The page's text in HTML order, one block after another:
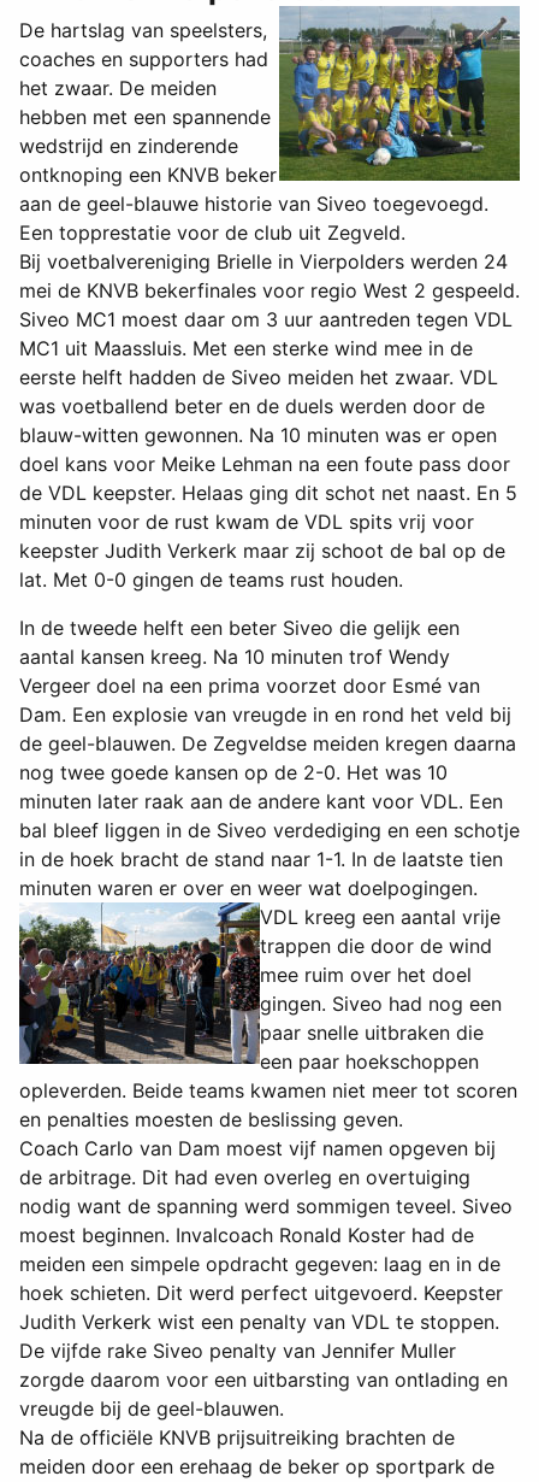
De hartslag van speelsters,
coaches en supporters had
het zwaar. De meiden
hebben met een spannende
wedstrijd en zinderende
ontknoping een KNVB beker
aan de geel-blauwe historie van Siveo toegevoegd.
Een topprestatie voor de club uit Zegveld.
Bij voetbalvereniging Brielle in Vierpolders werden 24
mei de KNVB bekerfinales voor regio West 2 gespeeld.
Siveo MC1 moest daar om 3 uur aantreden tegen VDL
MC1 uit Maassluis. Met een sterke wind mee in de
eerste helft hadden de Siveo meiden het zwaar. VDL
was voetballend beter en de duels werden door de
blauw-witten gewonnen. Na 10 minuten was er open
doel kans voor Meike Lehman na een foute pass door
de VDL keepster. Helaas ging dit schot net naast. En 5
minuten voor de rust kwam de VDL spits vrij voor
keepster Judith Verkerk maar zij schoot de bal op de
lat. Met 0-0 gingen de teams rust houden.
In de tweede helft een beter Siveo die gelijk een
aantal kansen kreeg. Na 10 minuten trof Wendy
Vergeer doel na een prima voorzet door Esmé van
Dam. Een explosie van vreugde in en rond het veld bij
de geel-blauwen. De Zegveldse meiden kregen daarna
nog twee goede kansen op de 2-0. Het was 10
minuten later raak aan de andere kant voor VDL. Een
bal bleef liggen in de Siveo verdediging en een schotje
in de hoek bracht de stand naar 1-1. In de laatste tien
minuten waren er over en weer wat doelpogingen.
VDL kreeg een aantal vrije
trappen die door de wind
mee ruim over het doel
gingen. Siveo had nog een
paar snelle uitbraken die
een paar hoekschoppen
opleverden. Beide teams kwamen niet meer tot scoren
en penalties moesten de beslissing geven.
Coach Carlo van Dam moest vijf namen opgeven bij
de arbitrage. Dit had even overleg en overtuiging
nodig want de spanning werd sommigen teveel. Siveo
moest beginnen. Invalcoach Ronald Koster had de
meiden een simpele opdracht gegeven: laag en in de
hoek schieten. Dit werd perfect uitgevoerd. Keepster
Judith Verkerk wist een penalty van VDL te stoppen.
De vijfde rake Siveo penalty van Jennifer Muller
zorgde daarom voor een uitbarsting van ontlading en
vreugde bij de geel-blauwen.
Na de officiële KNVB prijsuitreiking brachten de
meiden door een erehaag de beker op sportpark de